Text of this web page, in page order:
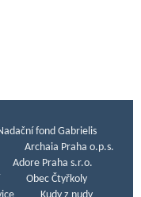
fond Gabrielis
Archaia Praha o.p.s.
Adore Praha s.r.o.
Obec Čtyřkoly